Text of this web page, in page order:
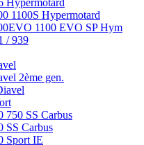
Hypermotard
1100S Hypermotard
1100 EVO SP Hym
/ 939
2ème gen.
750 SS Carbus
SS Carbus
Sport IE